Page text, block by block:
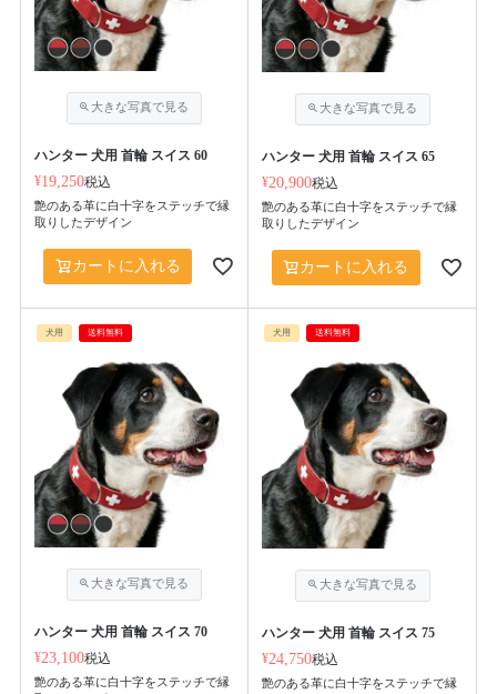
ハンター 犬用 首輪 スイス 60
¥19,250税込
艶のある革に白十字をステッチで縁
取りしたデザイン
カートに入れる
ハンター 犬用 首輪 スイス 65
¥20,900税込
艶のある革に白十字をステッチで縁
取りしたデザイン
カートに入れる
犬用 送料無料
ハンター 犬用 首輪 スイス 70
¥23,100税込
艶のある革に白十字をステッチで縁
犬用 送料無料
ハンター 犬用 首輪 スイス 75
¥24,750税込
艶のある革に白十字をステッチで縁